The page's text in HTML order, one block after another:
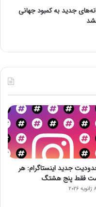
جدید به کمبود جهانی
جدید اینستاگرام: هر
فقط پنج هشتگ
8 ژانویه 2026